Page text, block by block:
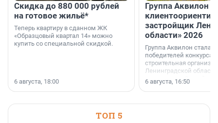
Скидка до 880 000 рублей
на готовое жильё*
Теперь квартиру в сданном ЖК
«Образцовый квартал 14» можно
купить со специальной скидкой.
6 августа, 18:00
Группа Аквилон
застройщик
области» 2026
Группа Аквилон стала
победителей конкурса
строительная
Ленинградской области
номинации «Самый
застройщик
6 августа, 16:50
ТОП 5